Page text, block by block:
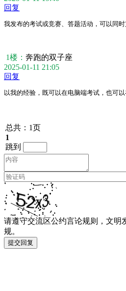
回复
我发布的考试或竞赛、答题活动，可以同
1楼： 奔跑的双子座
2025-01-11 21:05
回复
以我的经验，既可以在电脑端考试，也可
总共：1页
1
跳到
请遵守交流区公约言论规则，文明
规。
提交回复